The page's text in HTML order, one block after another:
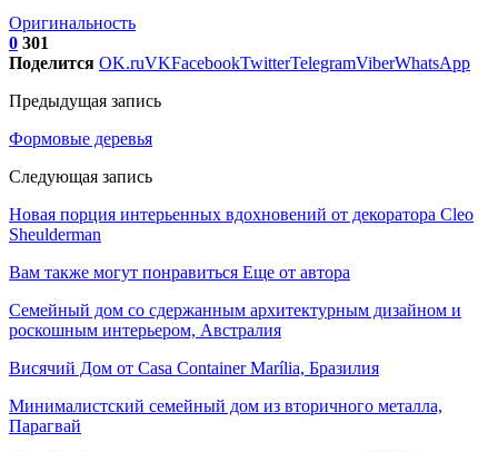
Оригинальность
0 301
Поделится OK.ruVKFacebookTwitterTelegramViberWhatsApp
Предыдущая запись
Формовые деревья
Следующая запись
Новая порция интерьенных вдохновений от декоратора Cleo
Sheulderman
Вам также могут понравиться Еще от автора
Семейный дом со сдержанным архитектурным дизайном и
роскошным интерьером, Австралия
Висячий Дом от Casa Container Marília, Бразилия
Минималистский семейный дом из вторичного металла,
Парагвай